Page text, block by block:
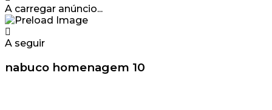
A carregar anúncio...
A seguir
nabuco homenagem 10